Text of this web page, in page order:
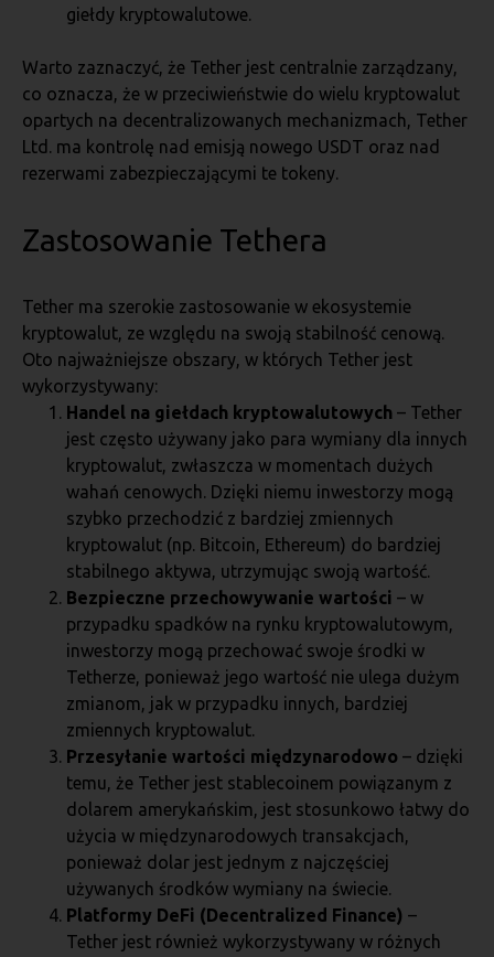
giełdy kryptowalutowe.
Warto zaznaczyć, że Tether jest centralnie zarządzany,
co oznacza, że w przeciwieństwie do wielu kryptowalut
opartych na decentralizowanych mechanizmach, Tether
Ltd. ma kontrolę nad emisją nowego USDT oraz nad
rezerwami zabezpieczającymi te tokeny.
Zastosowanie Tethera
Tether ma szerokie zastosowanie w ekosystemie
kryptowalut, ze względu na swoją stabilność cenową.
Oto najważniejsze obszary, w których Tether jest
wykorzystywany:
Handel na giełdach kryptowalutowych – Tether
jest często używany jako para wymiany dla innych
kryptowalut, zwłaszcza w momentach dużych
wahań cenowych. Dzięki niemu inwestorzy mogą
szybko przechodzić z bardziej zmiennych
kryptowalut (np. Bitcoin, Ethereum) do bardziej
stabilnego aktywa, utrzymując swoją wartość.
Bezpieczne przechowywanie wartości – w
przypadku spadków na rynku kryptowalutowym,
inwestorzy mogą przechować swoje środki w
Tetherze, ponieważ jego wartość nie ulega dużym
zmianom, jak w przypadku innych, bardziej
zmiennych kryptowalut.
Przesyłanie wartości międzynarodowo – dzięki
temu, że Tether jest stablecoinem powiązanym z
dolarem amerykańskim, jest stosunkowo łatwy do
użycia w międzynarodowych transakcjach,
ponieważ dolar jest jednym z najczęściej
używanych środków wymiany na świecie.
Platformy DeFi (Decentralized Finance) –
Tether jest również wykorzystywany w różnych